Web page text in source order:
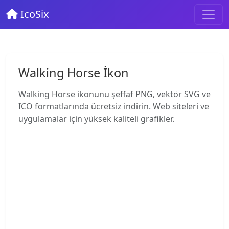
IcoSix
Walking Horse İkon
Walking Horse ikonunu şeffaf PNG, vektör SVG ve
ICO formatlarında ücretsiz indirin. Web siteleri ve
uygulamalar için yüksek kaliteli grafikler.